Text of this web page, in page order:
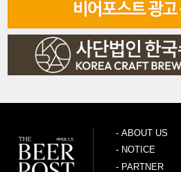
- ABOUT US
- NOTICE
- PARTNER